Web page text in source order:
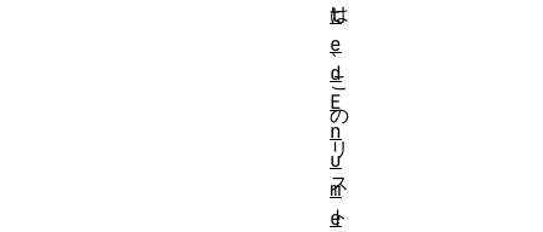
は
、
こ
の
リ
ス
ト
t
e
d
E
n
u
m
e